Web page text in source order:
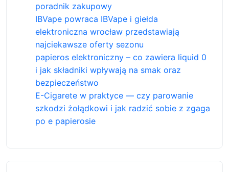
poradnik zakupowy
IBVape powraca IBVape i giełda
elektroniczna wrocław przedstawiają
najciekawsze oferty sezonu
papieros elektroniczny – co zawiera liquid 0
i jak składniki wpływają na smak oraz
bezpieczeństwo
E-Cigarete w praktyce — czy parowanie
szkodzi żołądkowi i jak radzić sobie z zgaga
po e papierosie